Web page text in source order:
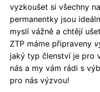
vyzkoušet si všechny
permanentky jsou
myslí vážně a chtějí
ZTP máme připraveny
jaký typ členství je pro
nás a my vám rádi s
pro nás výzvou!